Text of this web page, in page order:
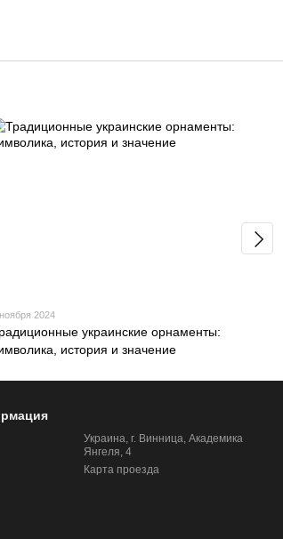
2024
украинские орнаменты:
история и значение
Украина, г. Винница, Академика
Янгеля, 4
Карта проезда